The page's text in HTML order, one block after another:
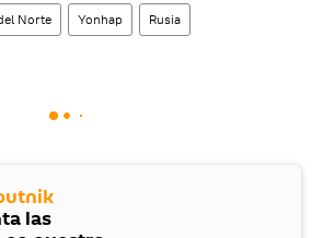
Norte Yonhap Rusia
las